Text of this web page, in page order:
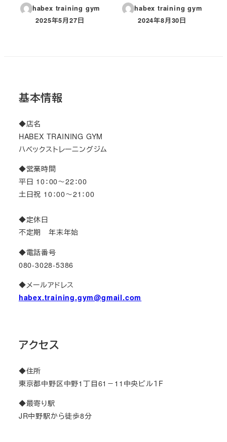
habex training gym
投稿日
2025年5月27日
habex training gym
投稿日
2024年8月30日
基本情報
◆店名
HABEX TRAINING GYM
ハベックストレーニングジム
◆営業時間
平日 10：00～22：00
土日祝 10：00～21：00
◆定休日
不定期 年末年始
◆電話番号
080-3028-5386
◆メールアドレス
habex.training.gym@gmail.com
アクセス
◆住所
東京都中野区中野1丁目61－11中央ビル１F
◆最寄り駅
JR中野駅から徒歩8分